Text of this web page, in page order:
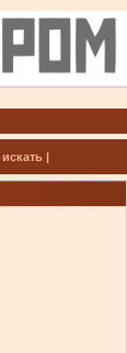
| искать |